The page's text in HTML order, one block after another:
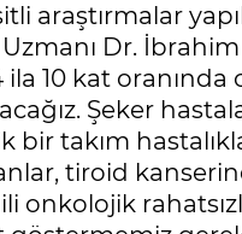
araştırmalar
Dr. İbrahim
ila 10 kat
Şeker
takım
tiroid
onkolojik